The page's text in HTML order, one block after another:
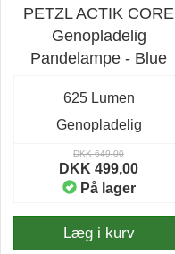
PETZL ACTIK CORE
Genopladelig
Pandelampe - Blue
625 Lumen
Genopladelig
DKK 649,00
DKK 499,00
På lager
Læg i kurv